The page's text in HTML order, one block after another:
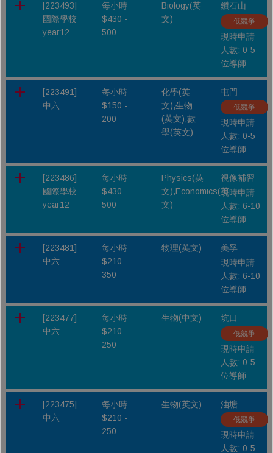
[223493]
國際學校
year12
每小時
$430 -
500
Biology(英
文)
鑽石山
低競爭
現時申請
人數: 0-5
位導師
[223491]
中六
每小時
$150 -
200
化學(英
文),生物
(英文),數
學(英文)
屯門
低競爭
現時申請
人數: 0-5
位導師
[223486]
國際學校
year12
每小時
$430 -
500
Physics(英
文),Economics(英
文)
視像補習
現時申請
人數: 6-10
位導師
[223481]
中六
每小時
$210 -
350
物理(英文)
美孚
現時申請
人數: 6-10
位導師
[223477]
中六
每小時
$210 -
250
生物(中文) 坑口
低競爭
現時申請
人數: 0-5
位導師
[223475]
中六
每小時
$210 -
250
生物(英文) 油塘
低競爭
現時申請
人數: 0-5